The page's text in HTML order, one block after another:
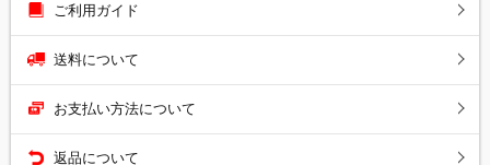
ご利用ガイド
送料について
お支払い方法について
返品について